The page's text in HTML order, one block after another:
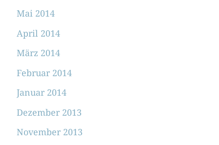
Mai 2014
April 2014
März 2014
Februar 2014
Januar 2014
Dezember 2013
November 2013